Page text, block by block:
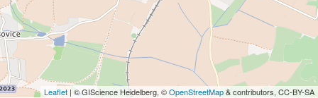
Leaflet | © GIScience Heidelberg, ©OpenStreetMap& contributors, CC-BY-SA